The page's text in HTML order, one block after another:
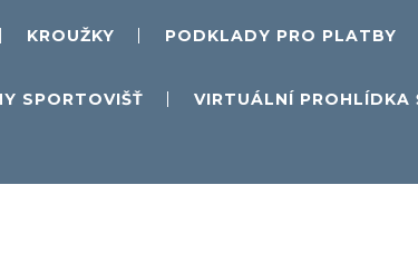
KROUŽKY PODKLADY PRO PLATBY
SPORTOVIŠŤ VIRTUÁLNÍ PROHLÍDKA